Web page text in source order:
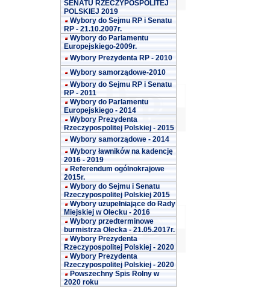
SENATU RZECZYPOSPOLITEJ
POLSKIEJ 2019
Wybory do Sejmu RP i Senatu
RP - 21.10.2007r.
Wybory do Parlamentu
Europejskiego-2009r.
Wybory Prezydenta RP - 2010
Wybory samorządowe-2010
Wybory do Sejmu RP i Senatu
RP - 2011
Wybory do Parlamentu
Europejskiego - 2014
Wybory Prezydenta
Rzeczypospolitej Polskiej - 2015
Wybory samorządowe - 2014
Wybory ławników na kadencję
2016 - 2019
Referendum ogólnokrajowe
2015r.
Wybory do Sejmu i Senatu
Rzeczypospolitej Polskiej 2015
Wybory uzupełniające do Rady
Miejskiej w Olecku - 2016
Wybory przedterminowe
burmistrza Olecka - 21.05.2017r.
Wybory Prezydenta
Rzeczypospolitej Polskiej - 2020
Wybory Prezydenta
Rzeczypospolitej Polskiej - 2020
Powszechny Spis Rolny w
2020 roku